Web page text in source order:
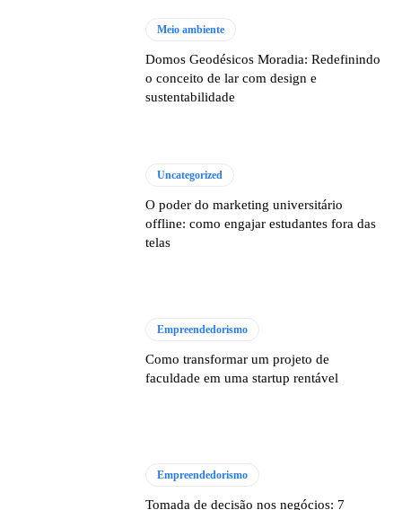
Meio ambiente
Domos Geodésicos Moradia: Redefinindo
o conceito de lar com design e
sustentabilidade
Uncategorized
O poder do marketing universitário
offline: como engajar estudantes fora das
telas
Empreendedorismo
Como transformar um projeto de
faculdade em uma startup rentável
Empreendedorismo
Tomada de decisão nos negócios: 7